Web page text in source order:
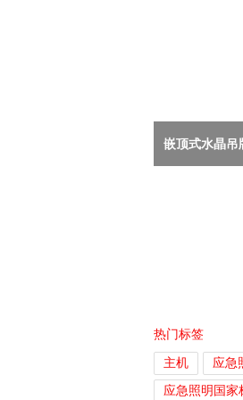
嵌顶式水晶吊
热门标签
主机
应急
应急照明国家